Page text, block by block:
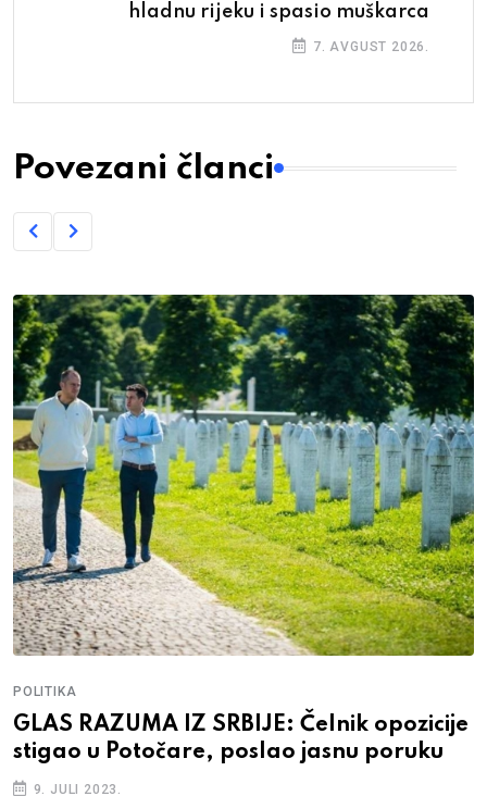
hladnu rijeku i spasio muškarca
7. AVGUST 2026.
Povezani članci
POLITIKA
GLAS RAZUMA IZ SRBIJE: Čelnik opozicije
stigao u Potočare, poslao jasnu poruku
9. JULI 2023.